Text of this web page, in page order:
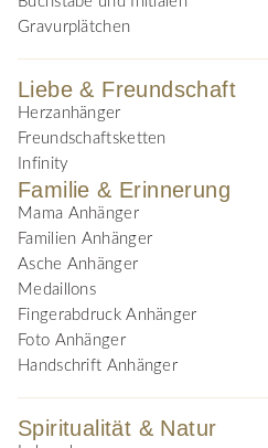
Gravurplätchen
Liebe & Freundschaft
Herzanhänger
Freundschaftsketten
Infinity
Familie & Erinnerung
Mama Anhänger
Familien Anhänger
Asche Anhänger
Medaillons
Fingerabdruck Anhänger
Foto Anhänger
Handschrift Anhänger
Spiritualität & Natur